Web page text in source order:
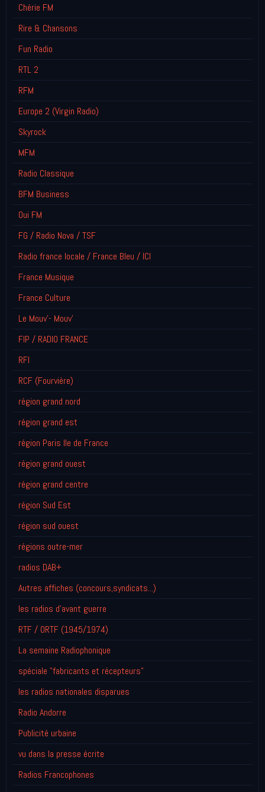
Chérie FM
Rire & Chansons
Fun Radio
RTL 2
RFM
Europe 2 (Virgin Radio)
Skyrock
MFM
Radio Classique
BFM Business
Oui FM
FG / Radio Nova / TSF
Radio france locale / France Bleu / ICI
France Musique
France Culture
Le Mouv'- Mouv'
FIP / RADIO FRANCE
RFI
RCF (Fourvière)
région grand nord
région grand est
région Paris Ile de France
région grand ouest
région grand centre
région Sud Est
région sud ouest
régions outre-mer
radios DAB+
Autres affiches (concours,syndicats...)
les radios d'avant guerre
RTF / ORTF (1945/1974)
La semaine Radiophonique
spéciale "fabricants et récepteurs"
les radios nationales disparues
Radio Andorre
Publicité urbaine
vu dans la presse écrite
Radios Francophones